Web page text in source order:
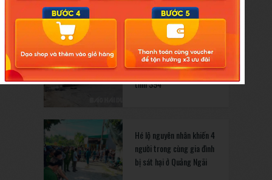
Lái xe ô tô con có nồng độ
cồn đâm vào xe ô tô đầu
kéo đang đỗ trên đường
tỉnh 394
Hé lộ nguyên nhân khiến 4
người trong cùng gia đình
bị sát hại ở Quảng Ngãi